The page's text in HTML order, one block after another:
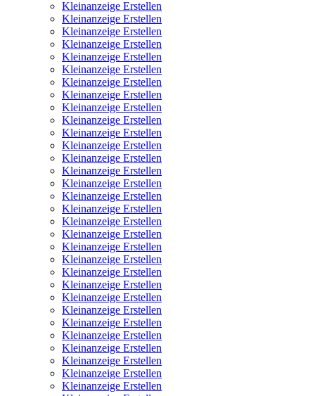
Kleinanzeige Erstellen
Kleinanzeige Erstellen
Kleinanzeige Erstellen
Kleinanzeige Erstellen
Kleinanzeige Erstellen
Kleinanzeige Erstellen
Kleinanzeige Erstellen
Kleinanzeige Erstellen
Kleinanzeige Erstellen
Kleinanzeige Erstellen
Kleinanzeige Erstellen
Kleinanzeige Erstellen
Kleinanzeige Erstellen
Kleinanzeige Erstellen
Kleinanzeige Erstellen
Kleinanzeige Erstellen
Kleinanzeige Erstellen
Kleinanzeige Erstellen
Kleinanzeige Erstellen
Kleinanzeige Erstellen
Kleinanzeige Erstellen
Kleinanzeige Erstellen
Kleinanzeige Erstellen
Kleinanzeige Erstellen
Kleinanzeige Erstellen
Kleinanzeige Erstellen
Kleinanzeige Erstellen
Kleinanzeige Erstellen
Kleinanzeige Erstellen
Kleinanzeige Erstellen
Kleinanzeige Erstellen